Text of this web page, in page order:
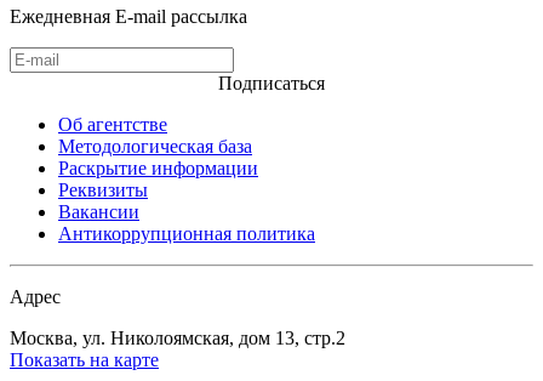
Ежедневная E-mail рассылка
Подписаться
Об агентстве
Методологическая база
Раскрытие информации
Реквизиты
Вакансии
Антикоррупционная политика
Адрес
Москва, ул. Николоямская, дом 13, стр.2
Показать на карте